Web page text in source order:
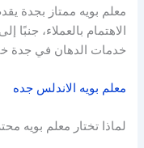
معلم بويه ممتاز بجدة
الاهتمام بالعملاء،
خدمات الدهان في جدة
معلم بويه الاندلس جده
لماذا تختار معلم بويه